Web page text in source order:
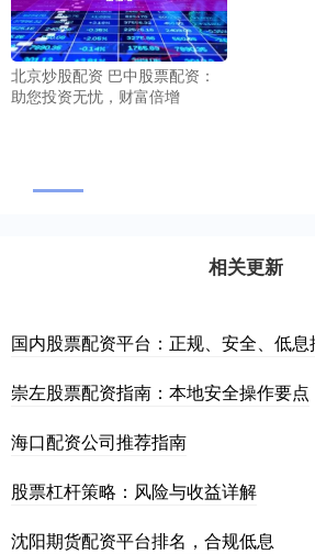
北京炒股配资 巴中股票配资：
助您投资无忧，财富倍增
相关更新
国内股票配资平台：正规、安全、低
崇左股票配资指南：本地安全操作要点
海口配资公司推荐指南
股票杠杆策略：风险与收益详解
沈阳期货配资平台排名，合规低息